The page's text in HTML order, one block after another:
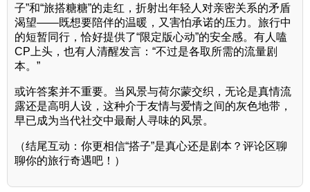
子”和“旅搭糖糖”的走红，折射出年轻人对亲密关系的矛盾
渴望——既想要陪伴的温暖，又害怕承诺的压力。旅行中
的短暂同行，恰好提供了“限定版心动”的安全感。有人嗑
CP上头，也有人清醒发言：“不过是各取所需的流量剧
本。”
或许答案并不重要。当风景与荷尔蒙交织，无论是真情流
露还是高明人设，这种介于友情与爱情之间的灰色地带，
早已成为当代社交中最耐人寻味的风景。
（结尾互动：你更相信“搭子”是真心还是剧本？评论区聊
聊你的旅行奇遇吧！）